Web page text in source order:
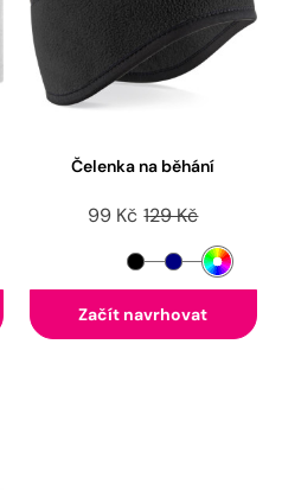
Čelenka na běhání
99 Kč 129 Kč
Začít navrhovat